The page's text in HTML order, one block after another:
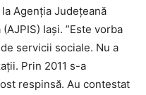
Agenţia Judeţeană
Iaşi. ”Este vorba
servicii sociale. Nu a
Prin 2011 s-a
respinsă. Au contestat